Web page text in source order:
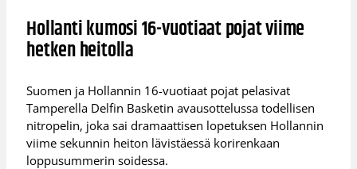
Hollanti kumosi 16-vuotiaat pojat viime
hetken heitolla
Suomen ja Hollannin 16-vuotiaat pojat pelasivat
Tamperella Delfin Basketin avausottelussa todellisen
nitropelin, joka sai dramaattisen lopetuksen Hollannin
viime sekunnin heiton lävistäessä korirenkaan
loppusummerin soidessa.